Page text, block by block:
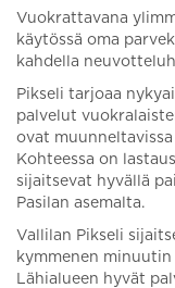
Vuokrattavana
käytössä oma
kahdella
Pikseli tarjoaa
palvelut
ovat
Kohteessa on
sijaitsevat hyvällä
Pasilan asemalta.
Vallilan Pikseli
kymmenen minuutin
Lähialueen hyvät